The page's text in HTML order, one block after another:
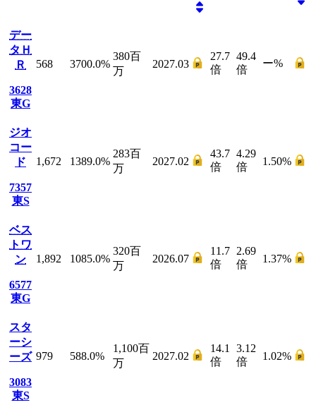
デー
タＨ
Ｒ
3628
東G
568 3700.0%
380百
万
2027.03
27.7
倍
49.4
倍
ー%
ジオ
コー
ド
7357
東S
1,672 1389.0%
283百
万
2027.02
43.7
倍
4.29
倍
1.50%
ベス
トワ
ン
6577
東G
1,892 1085.0%
320百
万
2026.07
11.7
倍
2.69
倍
1.37%
スタ
ーシ
ーズ
3083
東S
979 588.0%
1,100百
万
2027.02
14.1
倍
3.12
倍
1.02%